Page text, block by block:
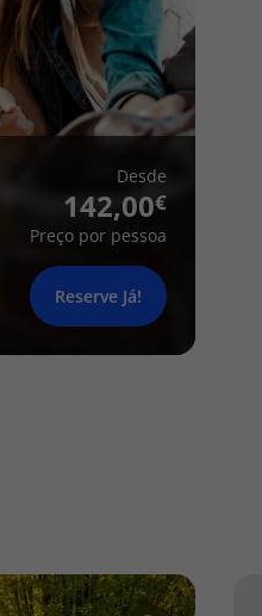
Desde
142,00
Preço por pessoa
Reserve Já!